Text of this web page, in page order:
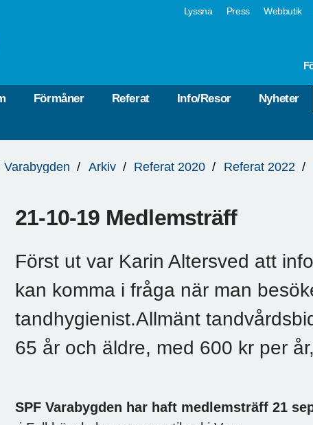
Lyssna Press Webbutik
Förmåner Referat Info/Resor Nyheter
Varabygden Arkiv Referat 2020 Referat 2022
21-10-19 Medlemsträff
Först ut var Karin Altersved att
kan komma i fråga när man
tandhygienist.Allmänt
65 år och äldre, med 600 kr per år,
SPF Varabygden har haft medlemsträff 21